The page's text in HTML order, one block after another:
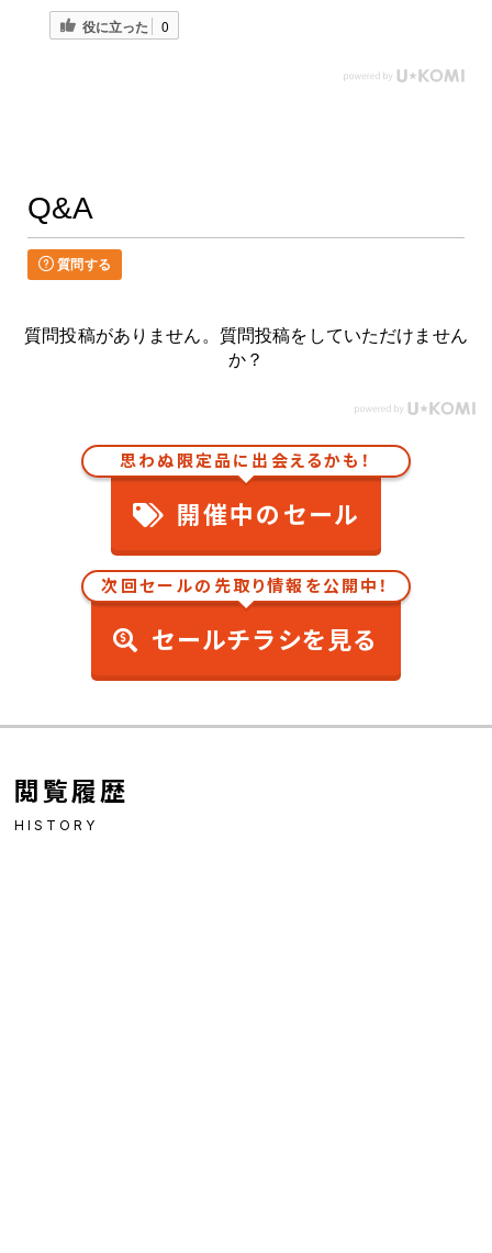
役に立った 0
Q&A
質問する
質問投稿がありません。質問投稿をしていただけません
か？
思わぬ限定品に出会えるかも！
開催中のセール
次回セールの先取り情報を公開中！
セールチラシを見る
閲覧履歴
HISTORY